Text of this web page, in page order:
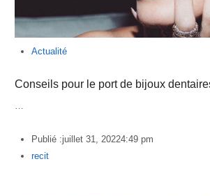
Actualité
Conseils pour le port de bijoux
Publié :juillet 31, 20224:49 pm
Author
recit